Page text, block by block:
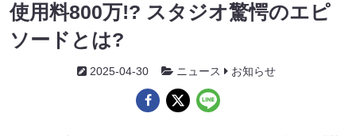
使用料800万!? スタジオ驚愕のエピ
ソードとは?
2025-04-30 ニュース お知らせ